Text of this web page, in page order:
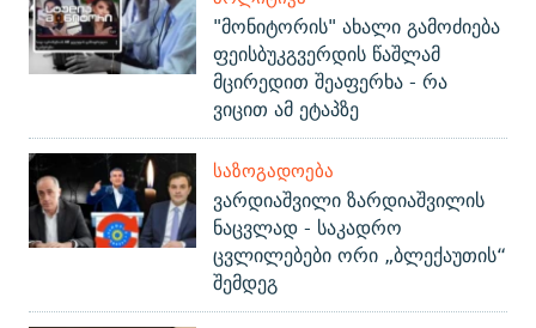
"მონიტორის" ახალი გამოძიება
ფეისბუკგვერდის წაშლამ
მცირედით შეაფერხა - რა
ვიცით ამ ეტაპზე
ᲡᲐᲖᲝᲒᲐᲓᲝᲔᲑᲐ
ვარდიაშვილი ზარდიაშვილის
ნაცვლად - საკადრო
ცვლილებები ორი „ბლექაუთის“
შემდეგ